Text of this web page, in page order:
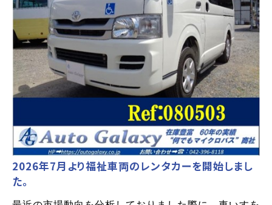
2026年7月より福祉車両のレンタカーを開始しまし
た。